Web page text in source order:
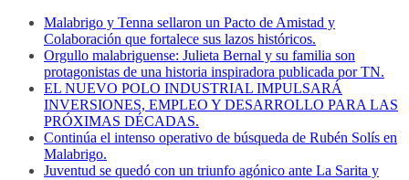
Malabrigo y Tenna sellaron un Pacto de Amistad y
Colaboración que fortalece sus lazos históricos.
Orgullo malabriguense: Julieta Bernal y su familia son
protagonistas de una historia inspiradora publicada por TN.
EL NUEVO POLO INDUSTRIAL IMPULSARÁ
INVERSIONES, EMPLEO Y DESARROLLO PARA LAS
PRÓXIMAS DÉCADAS.
Continúa el intenso operativo de búsqueda de Rubén Solís en
Malabrigo.
Juventud se quedó con un triunfo agónico ante La Sarita y